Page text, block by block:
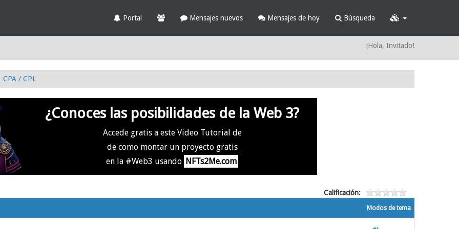
Portal Mensajes nuevos Mensajes de hoy Búsqueda
¡Hola, Invitado!
CPA / CPL
¿Conoces las posibilidades de la Web 3?
Accede gratis a este Video Tutorial de
de como montar un proyecto gratis
en la #Web3 usando NFTs2Me.com
Calificación:
Modos de tema